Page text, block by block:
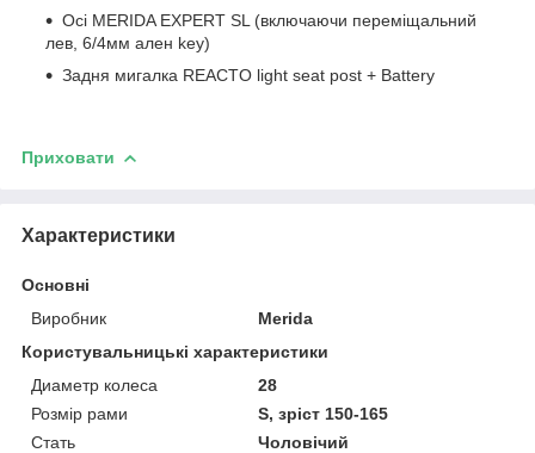
Осі MERIDA EXPERT SL (включаючи переміщальний
лев, 6/4мм ален key)
Задня мигалка REACTO light seat post + Battery
Приховати
Характеристики
Основні
Виробник
Merida
Користувальницькі характеристики
Диаметр колеса
28
Розмір рами
S, зріст 150-165
Стать
Чоловічий